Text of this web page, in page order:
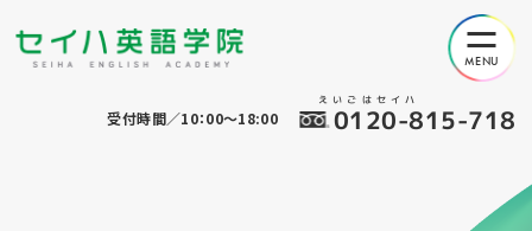
えいごはセイハ
0120-815-718
受付時間／10：00～18:00